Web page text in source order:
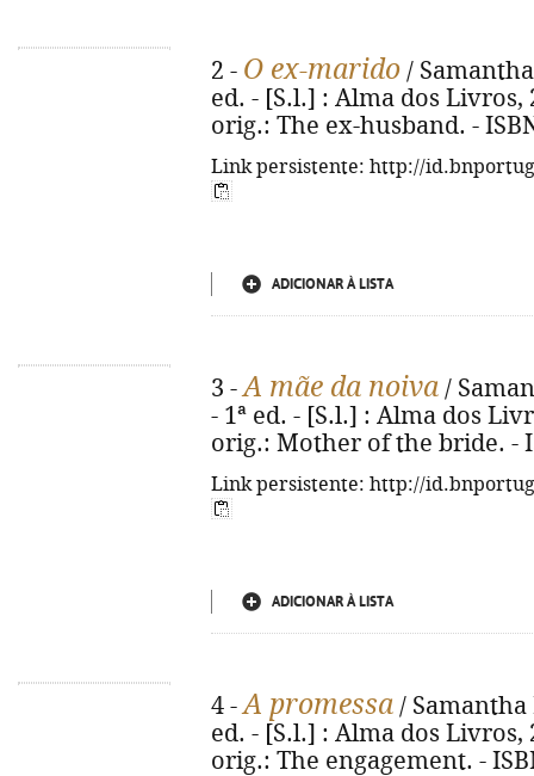
2 - O ex-marido /
ed. - [S.l.] : Alma dos Livros,
orig.: The ex-husband. -
Link persistente: http://
ADICIONAR À LISTA
3 -A mãe da noiva /
- 1ª ed. - [S.l.] : Alma dos
orig.: Mother of the bride. -
Link persistente: http://
ADICIONAR À LISTA
4 -A promessa / Samantha
ed. - [S.l.] : Alma dos Livros,
orig.: The engagement. -